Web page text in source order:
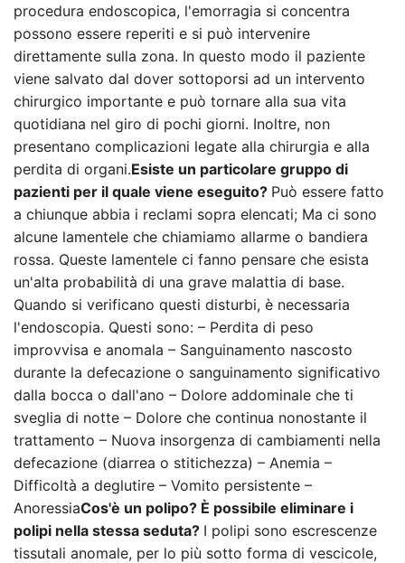
procedura endoscopica, l'emorragia si concentra
possono essere reperiti e si può intervenire
direttamente sulla zona. In questo modo il paziente
viene salvato dal dover sottoporsi ad un intervento
chirurgico importante e può tornare alla sua vita
quotidiana nel giro di pochi giorni. Inoltre, non
presentano complicazioni legate alla chirurgia e alla
perdita di organi.Esiste un particolare gruppo di
pazienti per il quale viene eseguito? Può essere fatto
a chiunque abbia i reclami sopra elencati; Ma ci sono
alcune lamentele che chiamiamo allarme o bandiera
rossa. Queste lamentele ci fanno pensare che esista
un'alta probabilità di una grave malattia di base.
Quando si verificano questi disturbi, è necessaria
l'endoscopia. Questi sono: – Perdita di peso
improvvisa e anomala – Sanguinamento nascosto
durante la defecazione o sanguinamento significativo
dalla bocca o dall'ano – Dolore addominale che ti
sveglia di notte – Dolore che continua nonostante il
trattamento – Nuova insorgenza di cambiamenti nella
defecazione (diarrea o stitichezza) – Anemia –
Difficoltà a deglutire – Vomito persistente –
AnoressiaCos'è un polipo? È possibile eliminare i
polipi nella stessa seduta? I polipi sono escrescenze
tissutali anomale, per lo più sotto forma di vescicole,